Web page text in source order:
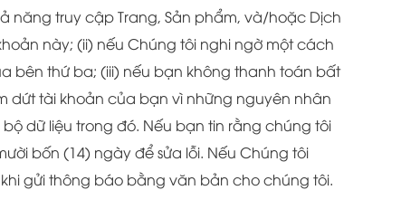
truy cập Trang, Sản phẩm, và/hoặc Dịch
này; (ii) nếu Chúng tôi nghi ngờ một cách
bên thứ ba; (iii) nếu bạn không thanh toán bất
dứt tài khoản của bạn vì những nguyên nhân
dữ liệu trong đó. Nếu bạn tin rằng chúng tôi
bốn (14) ngày để sửa lỗi. Nếu Chúng tôi
gửi thông báo bằng văn bản cho chúng tôi.